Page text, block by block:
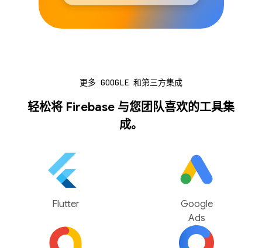
更多 GOOGLE 和第三方集成
轻松将 Firebase 与您团队喜欢的工具集
成。
Flutter
Google
Ads